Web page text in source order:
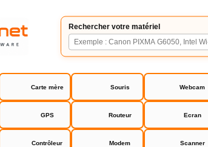
Rechercher votre matériel
Carte mère Souris Webcam
GPS Routeur Ecran
Contrôleur Modem Scanner